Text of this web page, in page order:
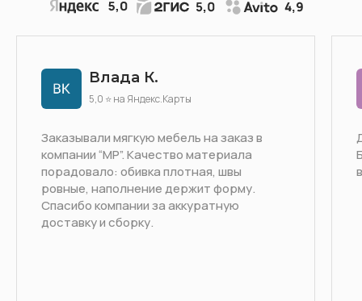
Влада К.
5,0 ⭐ на Яндекс.Карты
Заказывали мягкую мебель на заказ в
компании “МР”. Качество материала
порадовало: обивка плотная, швы
ровные, наполнение держит форму.
Спасибо компании за аккуратную
доставку и сборку.